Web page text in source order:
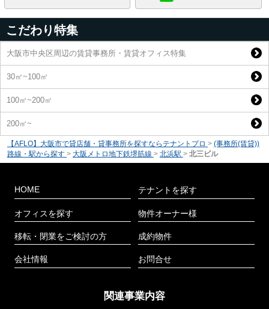
こだわり特集
大阪市中央区周辺の賃貸事務所・賃貸オフィス特集
30㎡~100㎡
100㎡~200㎡
200㎡~
【AFLO】大阪市で貸店舗・貸事務所を探すならテナントプロ > (事務所(賃貸))
路線・駅から探す > 大阪メトロ地下鉄堺筋線 > 北浜駅 > 北三ビル
HOME
オフィスを探す
移転・閉業をご検討の方
会社情報
テナントを探す
物件オーナー様
成約物件
お問合せ
関連事業内容